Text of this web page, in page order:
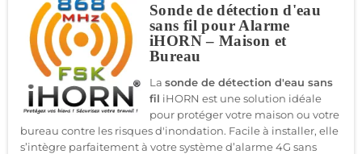
Sonde de détection d'eau
sans fil pour Alarme
iHORN – Maison et
Bureau
La sonde de détection d'eau sans
fil iHORN est une solution idéale
pour protéger votre maison ou votre
bureau contre les risques d'inondation. Facile à installer, elle
s’intègre parfaitement à votre système d’alarme 4G sans